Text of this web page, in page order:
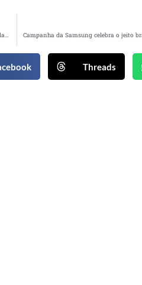
Além do emocional: a nova jornada de compra da mãe millennial e gen z
Threads